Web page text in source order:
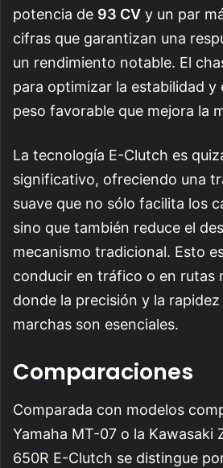
potencia de 93 CV y un par
cifras que garantizan una
un rendimiento notable. El
para optimizar la estabilidad y
peso favorable que mejora la
La tecnología E-Clutch es
significativo, ofreciendo una
suave que no sólo facilita los
sino que también reduce el
mecanismo tradicional. Esto
conducir en tráfico o en rutas
donde la precisión y la
marchas son esenciales.
Comparaciones
Comparada con modelos
Yamaha MT-07 o la Kawasaki
650R E-Clutch se distingue